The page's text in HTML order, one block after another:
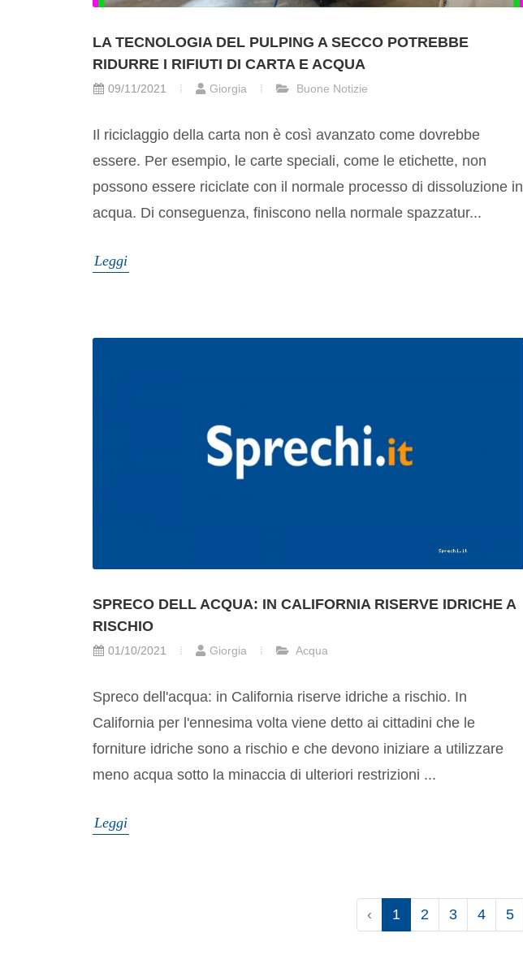
LA TECNOLOGIA DEL PULPING A SECCO POTREBBE
RIDURRE I RIFIUTI DI CARTA E ACQUA
09/11/2021 Giorgia Buone Notizie
Il riciclaggio della carta non è così avanzato come dovrebbe
essere. Per esempio, le carte speciali, come le etichette, non
possono essere riciclate con il normale processo di dissoluzione in
acqua. Di conseguenza, finiscono nella normale spazzatur...
Leggi
SPRECO DELL ACQUA: IN CALIFORNIA RISERVE IDRICHE A
RISCHIO
01/10/2021 Giorgia Acqua
Spreco dell'acqua: in California riserve idriche a rischio. In
California per l'ennesima volta viene detto ai cittadini che le
forniture idriche sono a rischio e che devono iniziare a utilizzare
meno acqua sotto la minaccia di ulteriori restrizioni ...
Leggi
‹ 1 2 3 4 5